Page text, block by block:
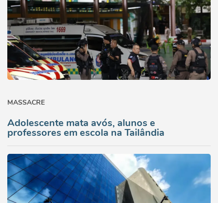
MASSACRE
Adolescente mata avós, alunos e
professores em escola na Tailândia